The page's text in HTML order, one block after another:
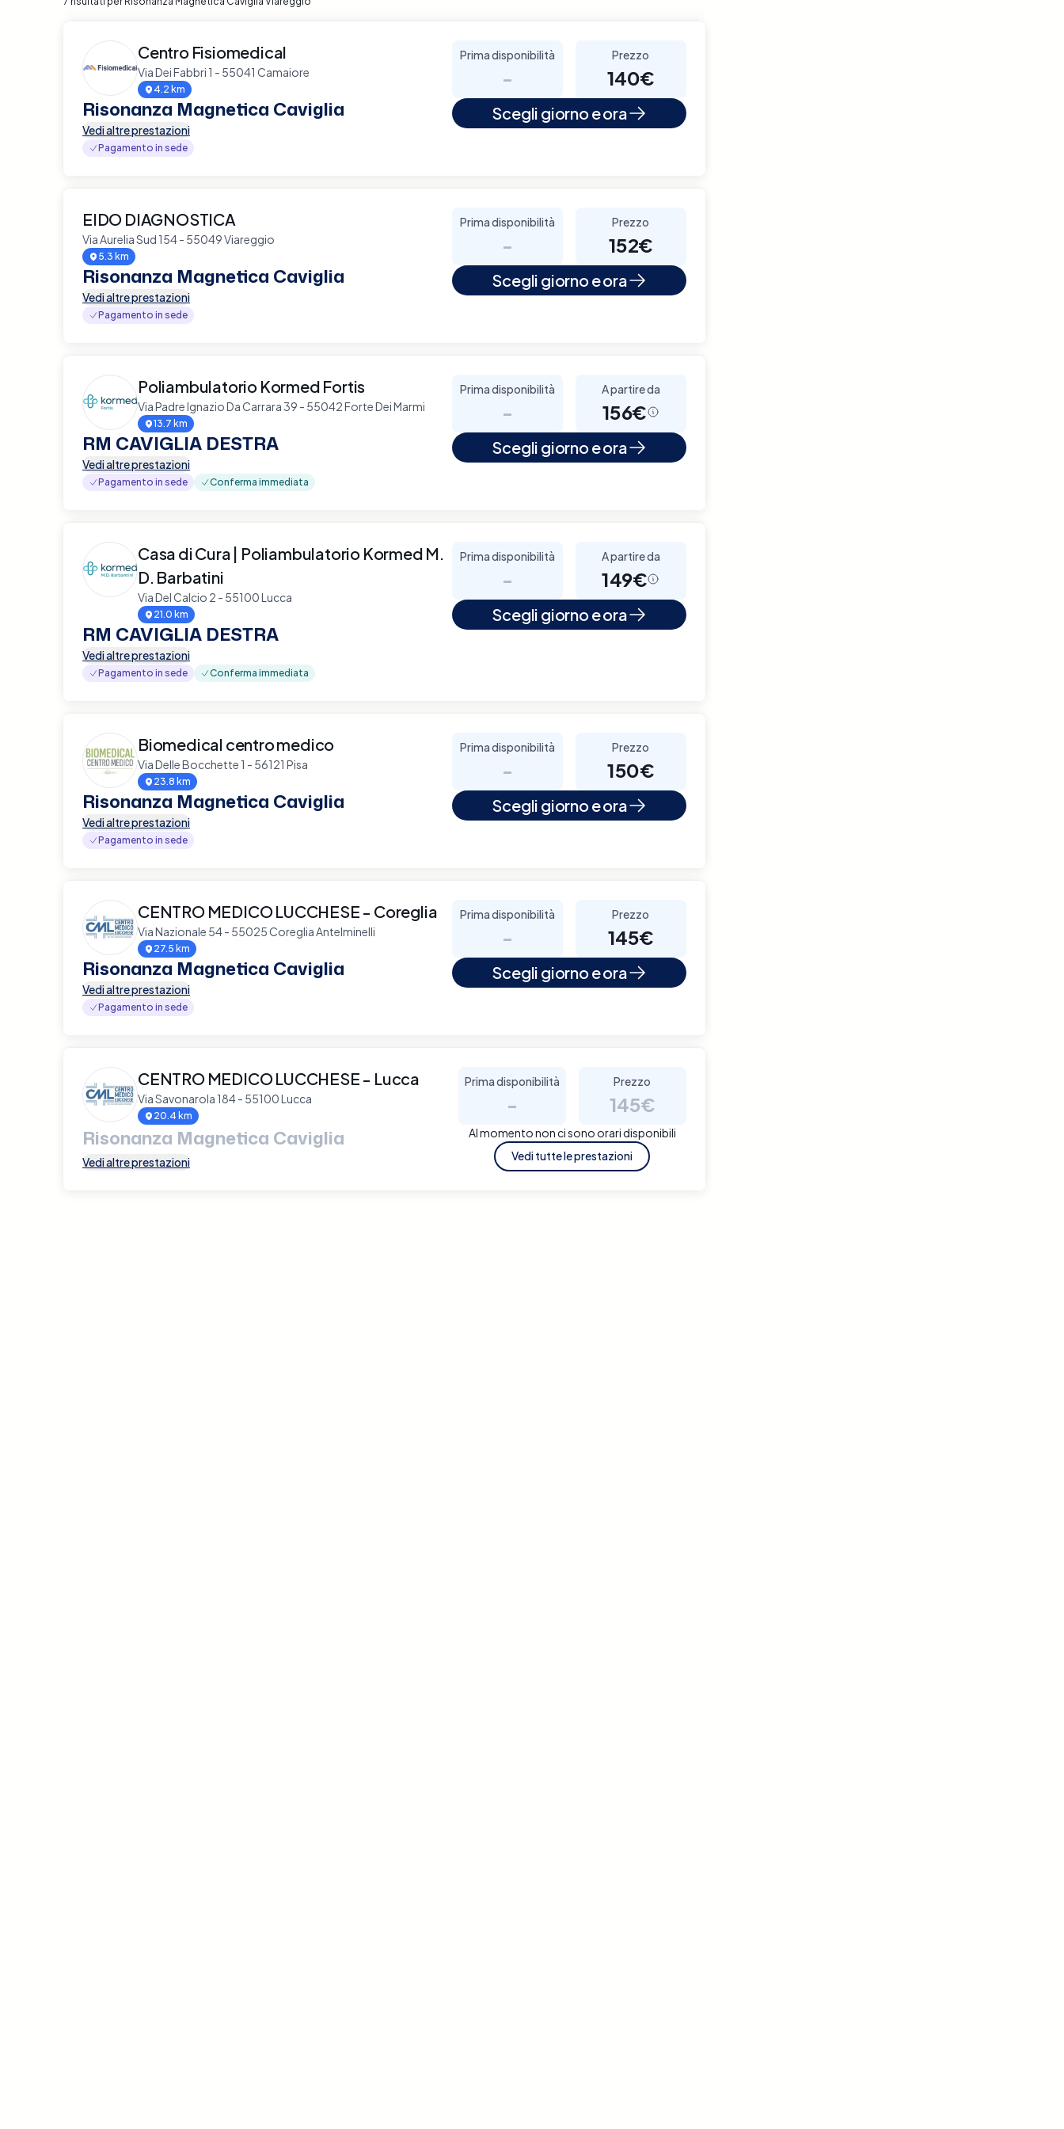
Centro Fisiomedical
Via Dei Fabbri 1 - 55041 Camaiore
4.2 km
Risonanza Magnetica Caviglia
Vedi altre prestazioni
Pagamento in sede
Prima disponibilità
-
Prezzo
140€
Scegli giorno e ora
EIDO DIAGNOSTICA
Via Aurelia Sud 154 - 55049 Viareggio
5.3 km
Risonanza Magnetica Caviglia
Vedi altre prestazioni
Pagamento in sede
Prima disponibilità
-
Prezzo
152€
Scegli giorno e ora
Poliambulatorio Kormed Fortis
Via Padre Ignazio Da Carrara 39 - 55042 Forte Dei Marmi
13.7 km
RM CAVIGLIA DESTRA
Vedi altre prestazioni
Pagamento in sede Conferma immediata
Prima disponibilità
-
A partire da
156€
Scegli giorno e ora
Casa di Cura | Poliambulatorio Kormed M.
D. Barbatini
Via Del Calcio 2 - 55100 Lucca
21.0 km
RM CAVIGLIA DESTRA
Vedi altre prestazioni
Pagamento in sede Conferma immediata
Prima disponibilità
-
A partire da
149€
Scegli giorno e ora
Biomedical centro medico
Via Delle Bocchette 1 - 56121 Pisa
23.8 km
Risonanza Magnetica Caviglia
Vedi altre prestazioni
Pagamento in sede
Prima disponibilità
-
Prezzo
150€
Scegli giorno e ora
CENTRO MEDICO LUCCHESE - Coreglia
Via Nazionale 54 - 55025 Coreglia Antelminelli
27.5 km
Risonanza Magnetica Caviglia
Vedi altre prestazioni
Pagamento in sede
Prima disponibilità
-
Prezzo
145€
Scegli giorno e ora
CENTRO MEDICO LUCCHESE - Lucca
Via Savonarola 184 - 55100 Lucca
20.4 km
Risonanza Magnetica Caviglia
Vedi altre prestazioni
Prima disponibilità
-
Prezzo
145€
Al momento non ci sono orari disponibili
Vedi tutte le prestazioni